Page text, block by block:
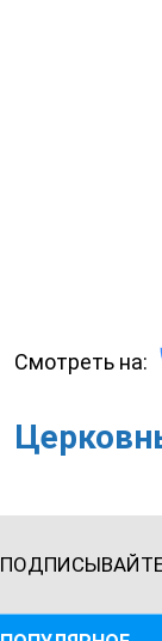
Смотреть на: